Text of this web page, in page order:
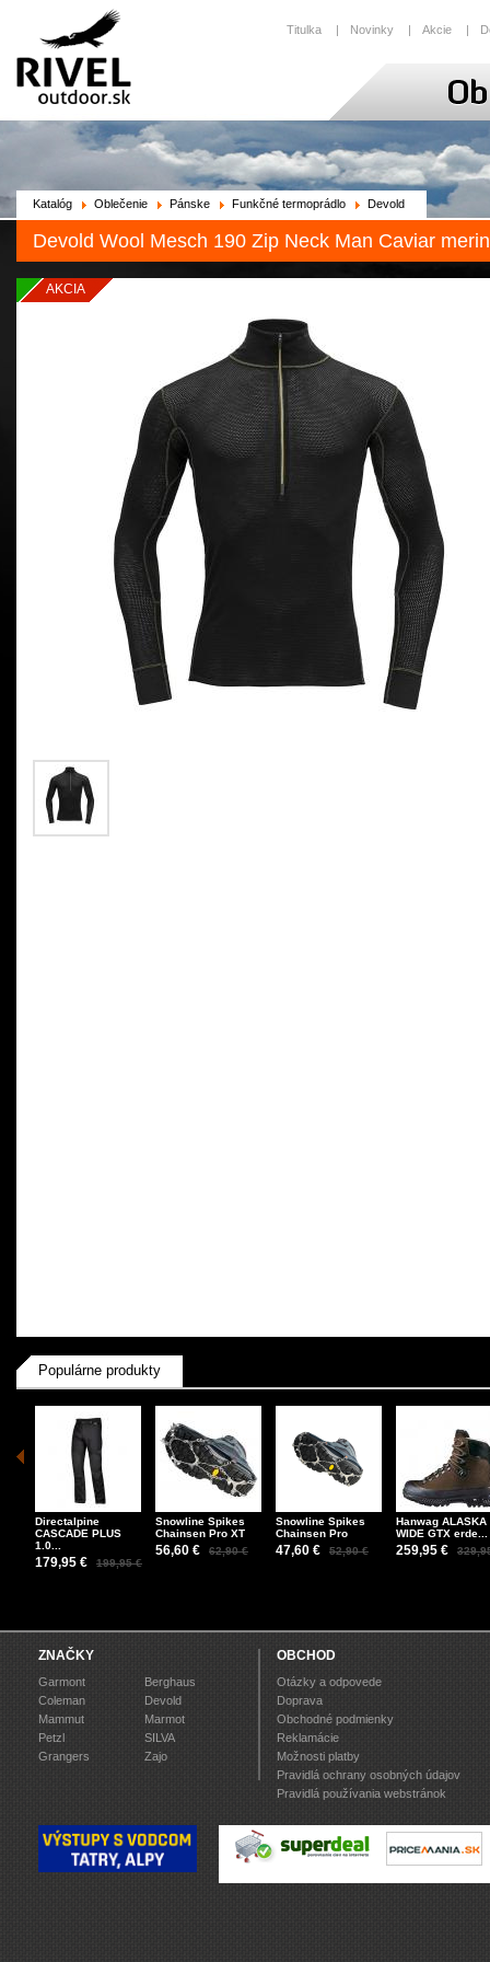
Titulka | Novinky | Akcie |
Katalóg Oblečenie Pánske Funkčné termoprádlo Devold
Devold Wool Mesch 190 Zip Neck Man Caviar
AKCIA
Populárne produkty
Directalpine
CASCADE PLUS
1.0...
179,95 € 199,95 €
Snowline Spikes
Chainsen Pro XT
56,60 € 62,90 €
Snowline Spikes
Chainsen Pro
47,60 € 52,90 €
Hanwag ALASKA
WIDE GTX erde...
259,95 €
ZNAČKY
Garmont
Berghaus
Coleman
Devold
Mammut
Marmot
Petzl
SILVA
Grangers
Zajo
OBCHOD
Otázky a odpovede
Doprava
Obchodné podmienky
Reklamácie
Možnosti platby
Pravidlá ochrany osobných údajov
Pravidlá používania webstránok